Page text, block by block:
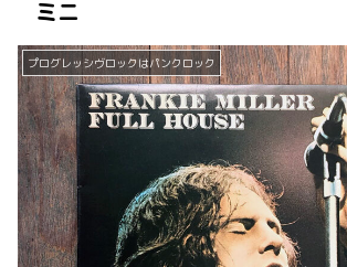
ミニ
プログレッシヴロックはパンクロック